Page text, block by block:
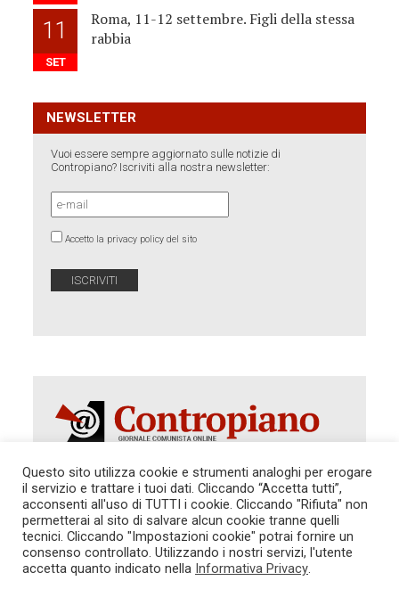
11
SET
Roma, 11-12 settembre. Figli della stessa
rabbia
NEWSLETTER
Vuoi essere sempre aggiornato sulle notizie di
Contropiano? Iscriviti alla nostra newsletter:
Accetto la privacy policy del sito
Autorizzazione del Tribunale di Roma 286 del 31
dicembre 2014. Direttore Responsabile: Sergio
Cararo. Indirizzo: V.Casalbruciato 27- sc. B - 00159
Roma -
Tel. 06.640.122.19 -redazione@contropiano.org
Questo sito utilizza cookie e strumenti analoghi per erogare
il servizio e trattare i tuoi dati. Cliccando “Accetta tutti”,
acconsenti all'uso di TUTTI i cookie. Cliccando "Rifiuta" non
permetterai al sito di salvare alcun cookie tranne quelli
tecnici. Cliccando "Impostazioni cookie" potrai fornire un
consenso controllato. Utilizzando i nostri servizi, l'utente
accetta quanto indicato nella Informativa Privacy.